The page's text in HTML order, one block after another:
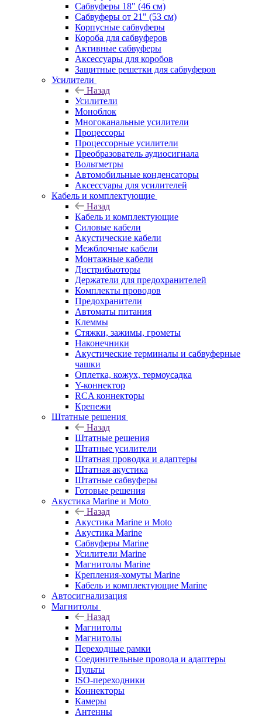
Сабвуферы 18" (46 см)
Сабвуферы от 21" (53 см)
Корпусные сабвуферы
Короба для сабвуферов
Активные сабвуферы
Аксессуары для коробов
Защитные решетки для сабвуферов
Усилители
Назад
Усилители
Моноблок
Многоканальные усилители
Процессоры
Процессорные усилители
Преобразователь аудиосигнала
Вольтметры
Автомобильные конденсаторы
Аксессуары для усилителей
Кабель и комплектующие
Назад
Кабель и комплектующие
Силовые кабели
Акустические кабели
Межблочные кабели
Монтажные кабели
Дистрибьюторы
Держатели для предохранителей
Комплекты проводов
Предохранители
Автоматы питания
Клеммы
Стяжки, зажимы, грометы
Наконечники
Акустические терминалы и сабвуферные
чашки
Оплетка, кожух, термоусадка
Y-коннектор
RCA коннекторы
Крепежи
Штатные решения
Назад
Штатные решения
Штатные усилители
Штатная проводка и адаптеры
Штатная акустика
Штатные сабвуферы
Готовые решения
Акустика Marine и Moto
Назад
Акустика Marine и Moto
Акустика Marine
Сабвуферы Marine
Усилители Marine
Магнитолы Marine
Крепления-хомуты Marine
Кабель и комплектующие Marine
Автосигнализация
Магнитолы
Назад
Магнитолы
Магнитолы
Переходные рамки
Соединительные провода и адаптеры
Пульты
ISO-переходники
Коннекторы
Камеры
Антенны